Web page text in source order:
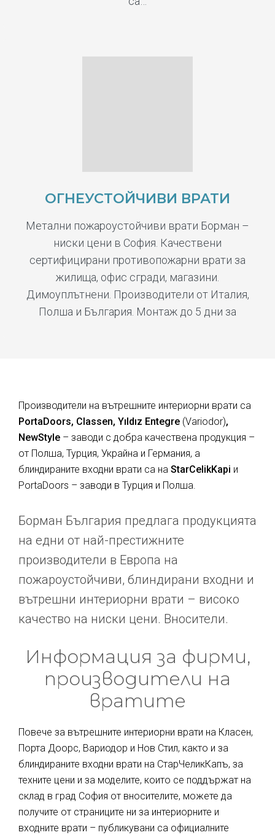
ОГНЕУСТОЙЧИВИ ВРАТИ
Метални пожароустойчиви врати Борман –
ниски цени в София. Качествени
сертифицирани противопожарни врати за
жилища, офис сгради, магазини.
Димоуплътнени. Производители от Италия,
Полша и България. Монтаж до 5 дни за
Производители на вътрешните интериорни врати са
PortaDoors, Classen, Yıldız Entegre (Variodor),
NewStyle – заводи с добра качествена продукция –
от Полша, Турция, Украйна и Германия, а
блиндираните входни врати са на StarCelikKapi и
PortaDoors – заводи в Турция и Полша.
Борман България предлага продукцията
на едни от най-престижните
производители в Европа на
пожароустойчиви, блиндирани входни и
вътрешни интериорни врати – високо
качество на ниски цени. Вносители.
Информация за фирми,
производители на
вратите
Повече за вътрешните интериорни врати на Класен,
Порта Доорс, Вариодор и Нов Стил, както и за
блиндираните входни врати на СтарЧеликКапъ, за
техните цени и за моделите, които се поддържат на
склад в град София от вносителите, можете да
получите от страниците ни за интериорните и
входните врати – публикувани са официалните